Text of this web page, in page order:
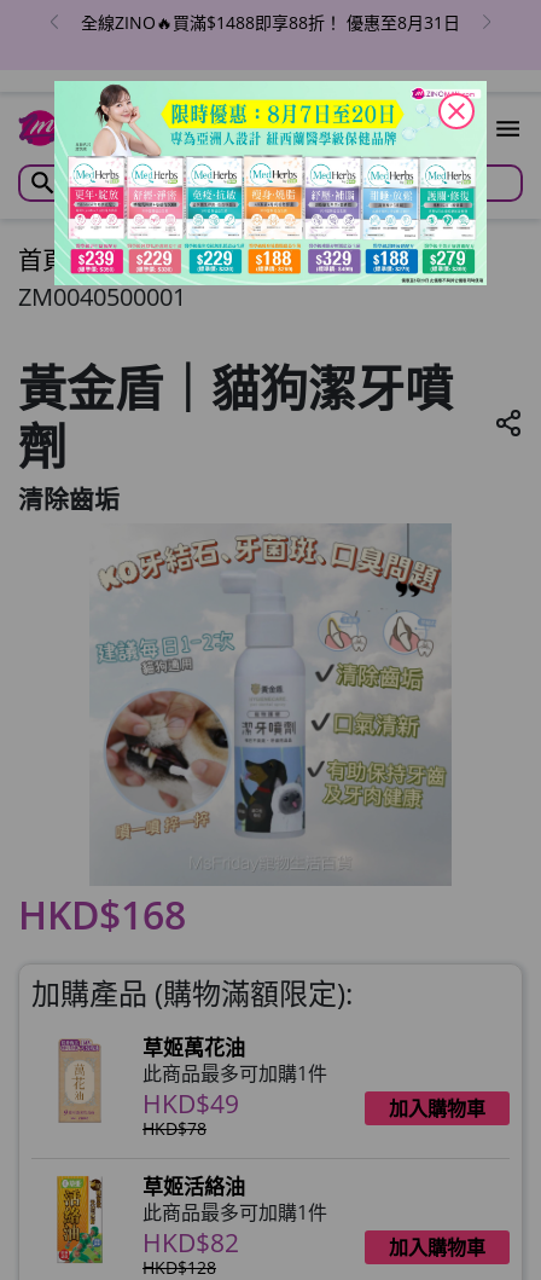
全線ZINO🔥買滿$1488即享88折！ 優惠至8月31日
首頁/黃金盾｜貓狗潔牙噴劑
ZM0040500001
黃金盾｜貓狗潔牙噴
劑
清除齒垢
HKD$168
加購產品 (購物滿額限定):
草姬萬花油
此商品最多可加購1件
HKD$49
HKD$78
加入購物車
草姬活絡油
此商品最多可加購1件
HKD$82
HKD$128
加入購物車
close